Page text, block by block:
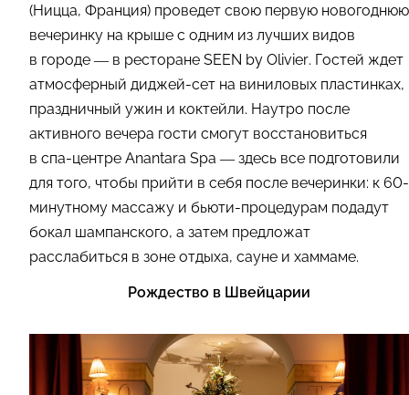
(Ницца, Франция) проведет свою первую новогоднюю
вечеринку на крыше с одним из лучших видов
в городе — в ресторане SEEN by Olivier. Гостей ждет
атмосферный диджей-сет на виниловых пластинках,
праздничный ужин и коктейли. Наутро после
активного вечера гости смогут восстановиться
в спа-центре Anantara Spa — здесь все подготовили
для того, чтобы прийти в себя после вечеринки: к 60-
минутному массажу и бьюти-процедурам подадут
бокал шампанского, а затем предложат
расслабиться в зоне отдыха, сауне и хаммаме.
Рождество в Швейцарии